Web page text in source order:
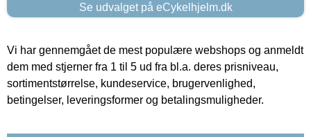
Se udvalget på eCykelhjelm.dk
Vi har gennemgået de mest populære webshops og anmeldt
dem med stjerner fra 1 til 5 ud fra bl.a. deres prisniveau,
sortimentstørrelse, kundeservice, brugervenlighed,
betingelser, leveringsformer og betalingsmuligheder.